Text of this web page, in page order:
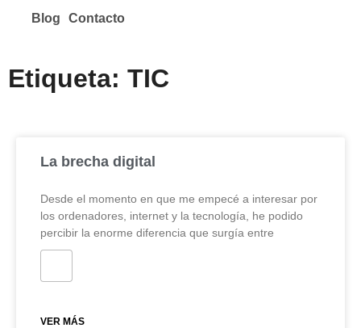
Blog Contacto
Etiqueta: TIC
La brecha digital
Desde el momento en que me empecé a interesar por
los ordenadores, internet y la tecnología, he podido
percibir la enorme diferencia que surgía entre
VER MÁS